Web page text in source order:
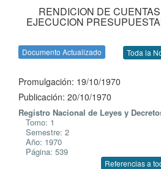
RENDICION DE
EJECUCION
Documento Actualizado Toda la
Promulgación: 19/10/1970
Publicación: 20/10/1970
Registro Nacional de Leyes y
Tomo: 1
Semestre: 2
Año: 1970
Página: 539
Referencias a